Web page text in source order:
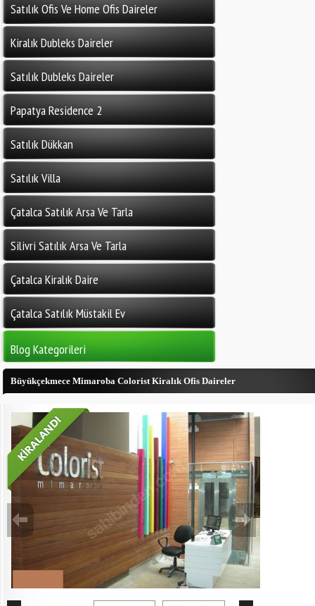
Satılık Ofis Ve Home Ofis Daireler
Kiralık Dubleks Daireler
Satılık Dubleks Daireler
Papatya Residence 2
Satılık Dükkan
Satılık Villa
Çatalca Satılık Arsa Ve Tarla
Silivri Satılık Arsa Ve Tarla
Çatalca Kiralık Daire
Çatalca Satılık Müstakil Ev
Blog Kategorileri
Büyükçekmece Mimaroba Colorist Kiralık Ofis Daireler